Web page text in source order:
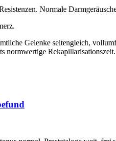
Normale
Gelenke seitengleich,
normwertige Rekapillarisationszeit.